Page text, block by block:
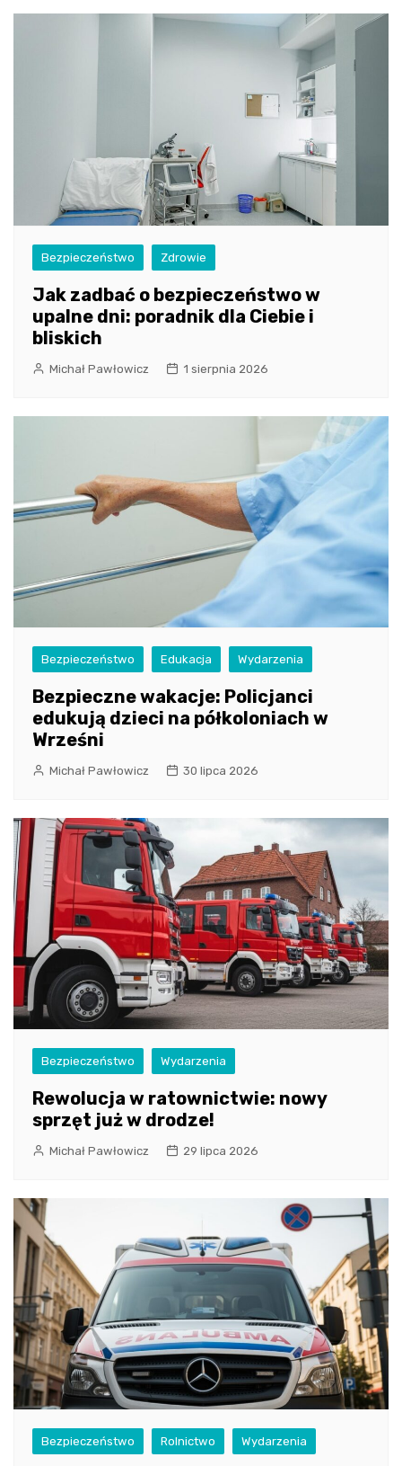
Bezpieczeństwo Zdrowie
Jak zadbać o bezpieczeństwo w
upalne dni: poradnik dla Ciebie i
bliskich
Michał Pawłowicz 1 sierpnia 2026
Bezpieczeństwo Edukacja Wydarzenia
Bezpieczne wakacje: Policjanci
edukują dzieci na półkoloniach w
Wrześni
Michał Pawłowicz 30 lipca 2026
Bezpieczeństwo Wydarzenia
Rewolucja w ratownictwie: nowy
sprzęt już w drodze!
Michał Pawłowicz 29 lipca 2026
Bezpieczeństwo Rolnictwo Wydarzenia